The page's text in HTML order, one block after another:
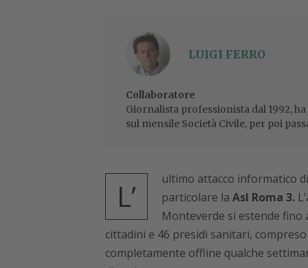
LUIGI FERRO
Collaboratore
Giornalista professionista dal 1992,
sul mensile Società Civile, per poi
L’ ultimo attacco informatico
particolare la Asl Roma 3.
Monteverde si estende fino
cittadini e 46 presidi sanitari, compreso
completamente offline qualche